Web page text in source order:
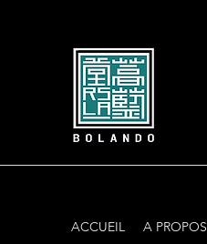
ACCUEIL A PROPOS